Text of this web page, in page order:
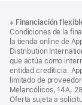
a
pie
de
página
al
pie
※ Financiación
Condiciones de la
la tienda online de
Distribution
que actúa como
entidad crediticia.
limitado de
Melancólicos, 14A,
Oferta sujeta a